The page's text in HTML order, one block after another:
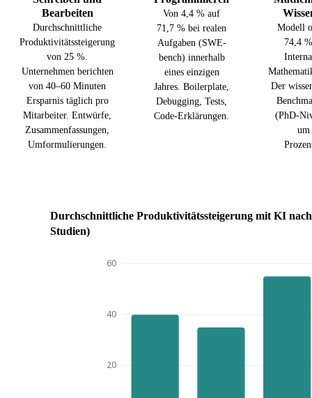
Bearbeiten
Durchschnittliche
Produktivitätssteigerung
von 25 %.
Unternehmen berichten
von 40–60 Minuten
Ersparnis täglich pro
Mitarbeiter. Entwürfe,
Zusammenfassungen,
Umformulierungen.
Von 4,4 % auf
71,7 % bei realen
Aufgaben (SWE-
bench) innerhalb
eines einzigen
Jahres. Boilerplate,
Debugging, Tests,
Code-Erklärungen.
Modell
74,4
Der
(PhD-
um
Durchschnittliche Produktivitätssteigerung mit KI
Studien)